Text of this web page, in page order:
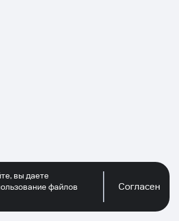
вы даете
файлов
Согласен